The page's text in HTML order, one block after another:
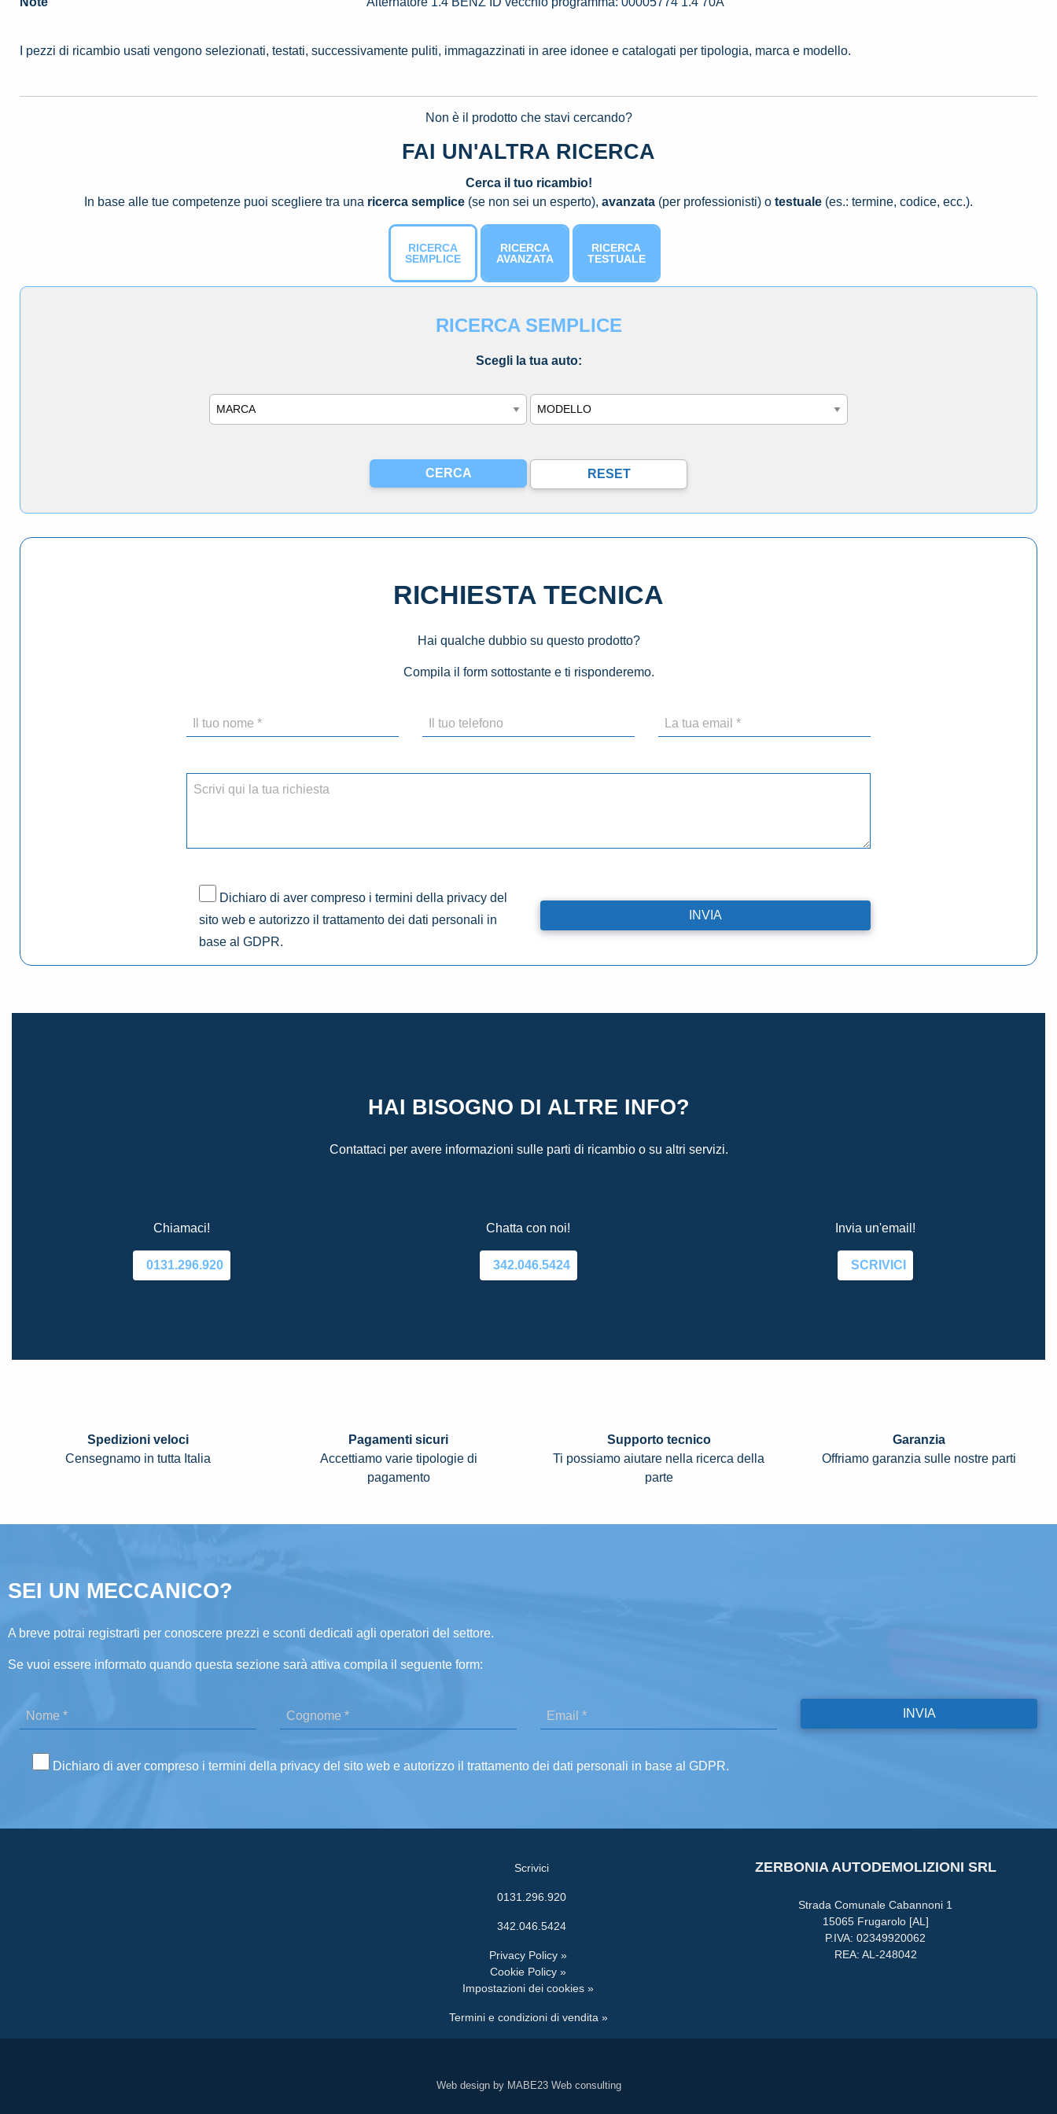
I pezzi di ricambio usati vengono selezionati, testati, successivamente puliti, immagazzinati in aree idonee e catalogati per tipologia, marca e modello.
Non è il prodotto che stavi cercando?
FAI UN'ALTRA RICERCA
Cerca il tuo ricambio!
In base alle tue competenze puoi scegliere tra una ricerca semplice (se non sei un esperto), avanzata (per professionisti) o testuale (es.: termine, codice, ecc.).
RICERCA
SEMPLICE
RICERCA
AVANZATA
RICERCA
TESTUALE
RICERCA SEMPLICE
Scegli la tua auto:
Marca Modello
RICHIESTA TECNICA
Hai qualche dubbio su questo prodotto?
Compila il form sottostante e ti risponderemo.
Dichiaro di aver compreso i termini della privacy del
sito web e autorizzo il trattamento dei dati personali in
base al GDPR.
HAI BISOGNO DI ALTRE INFO?
Contattaci per avere informazioni sulle parti di ricambio o su altri servizi.
Chiamaci!
0131.296.920
Chatta con noi!
342.046.5424
Invia un'email!
SCRIVICI
Spedizioni veloci
Censegnamo in tutta Italia
Pagamenti sicuri
Accettiamo varie tipologie di
pagamento
Supporto tecnico
Ti possiamo aiutare nella ricerca della
parte
Garanzia
Offriamo garanzia sulle nostre parti
SEI UN MECCANICO?
A breve potrai registrarti per conoscere prezzi e sconti dedicati agli operatori del settore.
Se vuoi essere informato quando questa sezione sarà attiva compila il seguente form:
Dichiaro di aver compreso i termini della privacy del sito web e autorizzo il trattamento dei dati personali in base al GDPR.
Scrivici
0131.296.920
342.046.5424
Privacy Policy »
Cookie Policy »
Impostazioni dei cookies »
Termini e condizioni di vendita »
ZERBONIA AUTODEMOLIZIONI SRL
Strada Comunale Cabannoni 1
15065 Frugarolo [AL]
P.IVA: 02349920062
REA: AL-248042
Web design by MABE23 Web consulting